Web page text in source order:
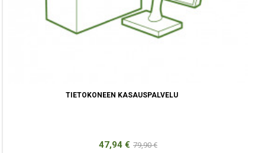
TIETOKONEEN KASAUSPALVELU
Hinta
47,94 € Normaali
79,90 €